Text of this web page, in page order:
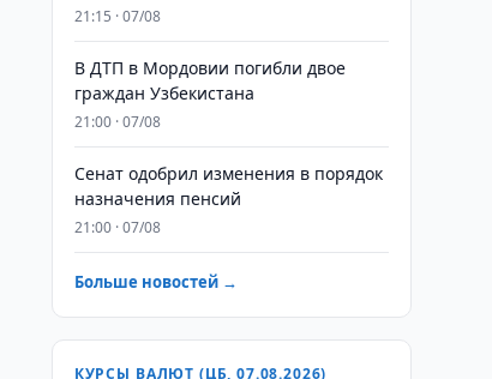
21:15 · 07/08
В ДТП в Мордовии погибли двое
граждан Узбекистана
21:00 · 07/08
Сенат одобрил изменения в порядок
назначения пенсий
21:00 · 07/08
Больше новостей →
КУРСЫ ВАЛЮТ (ЦБ, 07.08.2026)